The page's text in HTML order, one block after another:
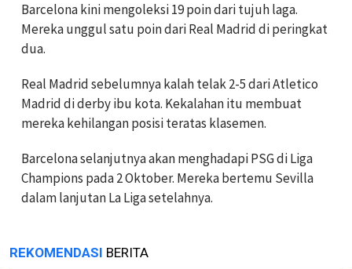
Barcelona kini mengoleksi 19 poin dari tujuh laga.
Mereka unggul satu poin dari Real Madrid di peringkat
dua.
Real Madrid sebelumnya kalah telak 2-5 dari Atletico
Madrid di derby ibu kota. Kekalahan itu membuat
mereka kehilangan posisi teratas klasemen.
Barcelona selanjutnya akan menghadapi PSG di Liga
Champions pada 2 Oktober. Mereka bertemu Sevilla
dalam lanjutan La Liga setelahnya.
REKOMENDASI BERITA